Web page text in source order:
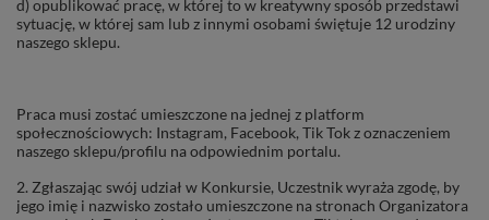
d) opublikować pracę, w której to w kreatywny sposób przedstawi
sytuację, w której sam lub z innymi osobami świętuje 12 urodziny
naszego sklepu.
Praca musi zostać umieszczone na jednej z platform
społecznościowych: Instagram, Facebook, Tik Tok z oznaczeniem
naszego sklepu/profilu na odpowiednim portalu.
2. Zgłaszając swój udział w Konkursie, Uczestnik wyraża zgodę, by
jego imię i nazwisko zostało umieszczone na stronach Organizatora